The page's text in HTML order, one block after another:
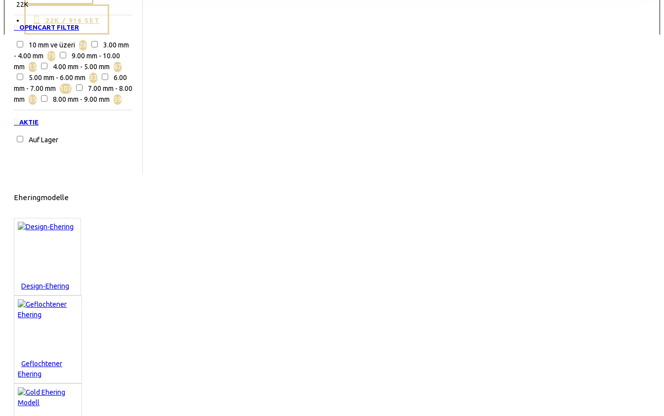
22K / 916 SET
22K
OPENCART FILTER
10 mm ve üzeri 26
3.00 mm
- 4.00 mm 79
9.00 mm - 10.00
mm 15 4.00 mm - 5.00 mm 67
5.00 mm - 6.00 mm 33
6.00
mm - 7.00 mm 103
7.00 mm - 8.00
mm 55 8.00 mm - 9.00 mm 59
AKTIE
Auf Lager
Eheringmodelle
Design-Ehering
Geflochtener
Ehering